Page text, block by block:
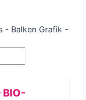
- Balken Grafik -